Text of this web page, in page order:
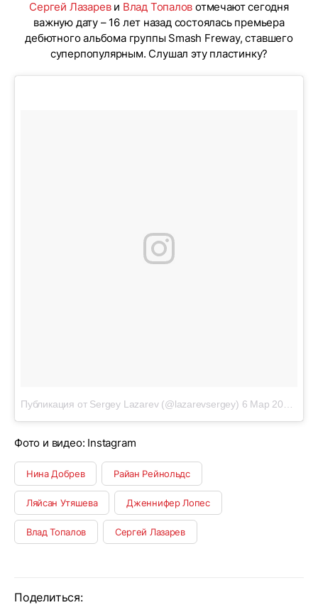
Сергей Лазареви Влад Топалов отмечают сегодня
важную дату – 16 лет назад состоялась премьера
дебютного альбома группы Smash Freway, ставшего
суперпопулярным. Слушал эту пластинку?
Публикация от Sergey Lazarev (@lazarevsergey) 6 Мар 2019 в 6:38 PST
Фото и видео: Instagram
Нина Добрев Райан Рейнольдс
Ляйсан Утяшева Дженнифер Лопес
Влад Топалов Сергей Лазарев
Поделиться: